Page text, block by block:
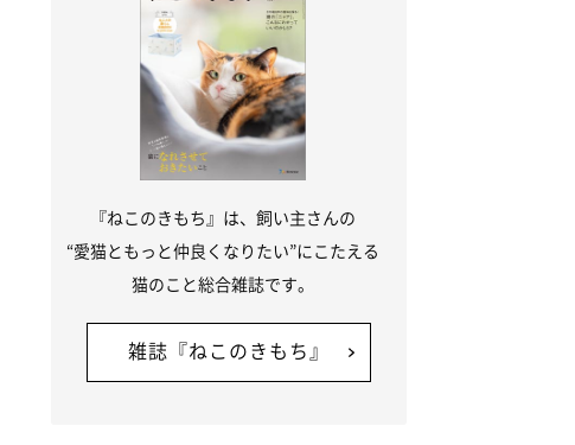
『ねこのきもち』は、飼い主さんの
“愛猫ともっと仲良くなりたい”にこたえる
猫のこと総合雑誌です。
雑誌『ねこのきもち』